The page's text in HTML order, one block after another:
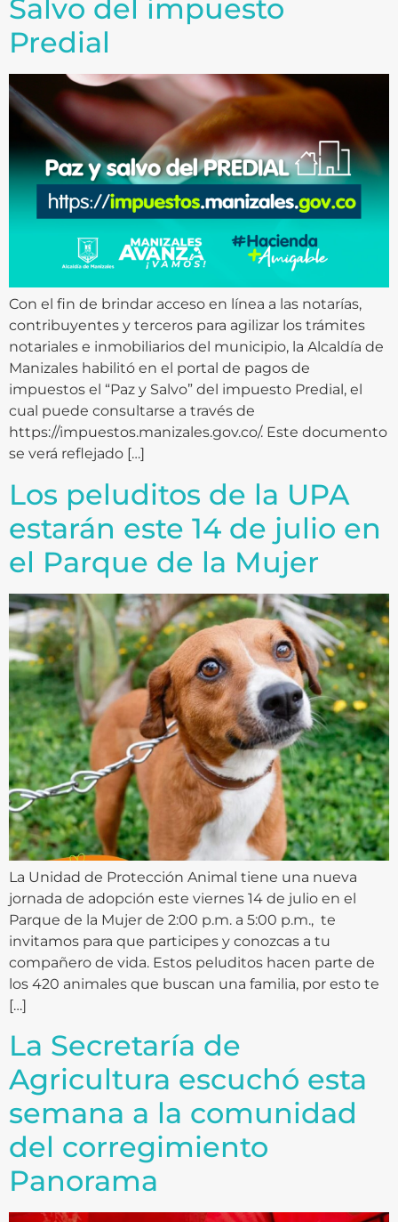
Salvo del impuesto
Predial
Con el fin de brindar acceso en línea a las notarías,
contribuyentes y terceros para agilizar los trámites
notariales e inmobiliarios del municipio, la Alcaldía de
Manizales habilitó en el portal de pagos de
impuestos el “Paz y Salvo” del impuesto Predial, el
cual puede consultarse a través de
https://impuestos.manizales.gov.co/. Este documento
se verá reflejado […]
Los peluditos de la UPA
estarán este 14 de julio en
el Parque de la Mujer
La Unidad de Protección Animal tiene una nueva
jornada de adopción este viernes 14 de julio en el
Parque de la Mujer de 2:00 p.m. a 5:00 p.m., te
invitamos para que participes y conozcas a tu
compañero de vida. Estos peluditos hacen parte de
los 420 animales que buscan una familia, por esto te
[…]
La Secretaría de
Agricultura escuchó esta
semana a la comunidad
del corregimiento
Panorama